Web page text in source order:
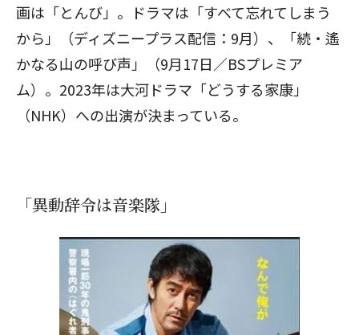
画は「とんび」。ドラマは「すべて忘れてしまう
から」（ディズニープラス配信：9月）、「続・遙
かなる山の呼び声」（9月17日／BSプレミア
ム）。2023年は大河ドラマ「どうする家康」
（NHK）への出演が決まっている。
「異動辞令は音楽隊」